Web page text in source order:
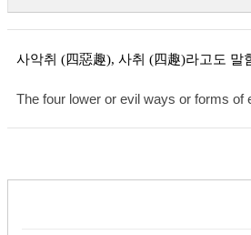
사악취 (四惡趣), 사취 (四趣)라고도 말
The four lower or evil ways or forms of